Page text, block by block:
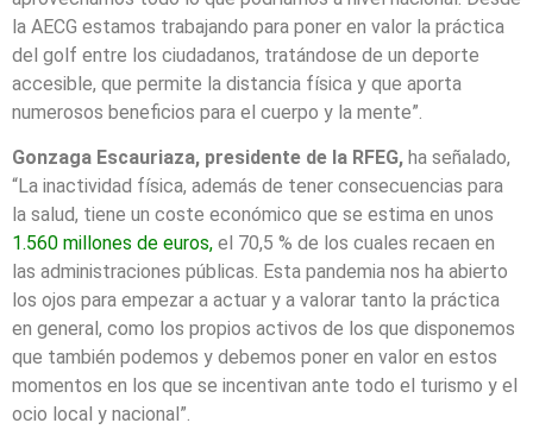
la AECG estamos trabajando para poner en valor la práctica
del golf entre los ciudadanos, tratándose de un deporte
accesible, que permite la distancia física y que aporta
numerosos beneficios para el cuerpo y la mente”.
Gonzaga Escauriaza, presidente de la RFEG, ha señalado,
“La inactividad física, además de tener consecuencias para
la salud, tiene un coste económico que se estima en unos
1.560 millones de euros, el 70,5 % de los cuales recaen en
las administraciones públicas. Esta pandemia nos ha abierto
los ojos para empezar a actuar y a valorar tanto la práctica
en general, como los propios activos de los que disponemos
que también podemos y debemos poner en valor en estos
momentos en los que se incentivan ante todo el turismo y el
ocio local y nacional”.